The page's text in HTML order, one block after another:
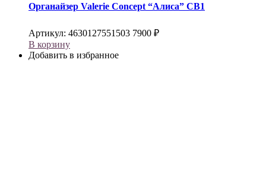
Органайзер Valerie Concept “Алиса” CB1
Артикул: 4630127551503 7900 ₽
В корзину
Добавить в избранное